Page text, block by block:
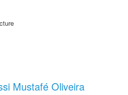
Mustafé Oliveira